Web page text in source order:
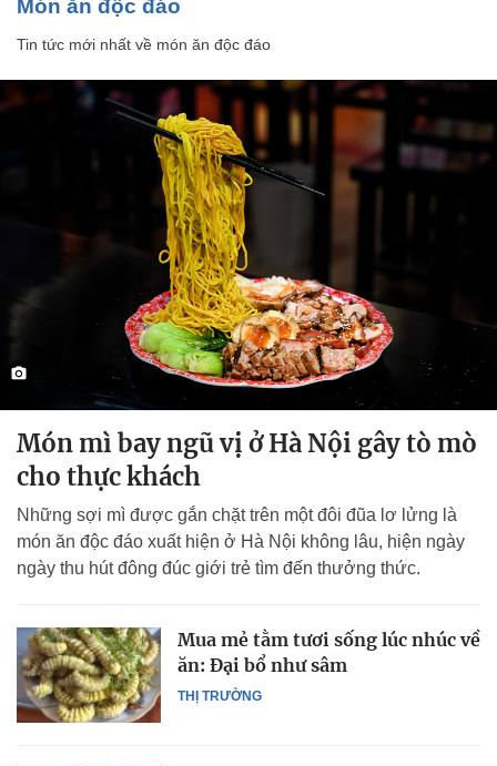
món ăn độc đáo
Tin tức mới nhất về món ăn độc đáo
Món mì bay ngũ vị ở Hà Nội gây tò mò
cho thực khách
Những sợi mì được gắn chặt trên một đôi đũa lơ lửng là
món ăn độc đáo xuất hiện ở Hà Nội không lâu, hiện ngày
ngày thu hút đông đúc giới trẻ tìm đến thưởng thức.
THỊ TRƯỜNG
Mua mẻ tằm tươi sống lúc nhúc về
ăn: Đại bổ như sâm